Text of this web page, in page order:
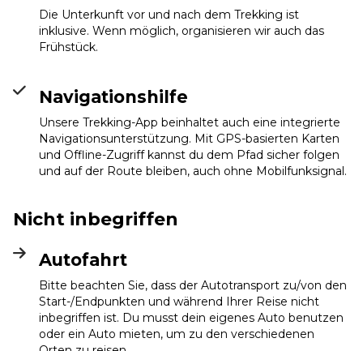
Die Unterkunft vor und nach dem Trekking ist
inklusive. Wenn möglich, organisieren wir auch das
Frühstück.
Navigationshilfe
Unsere Trekking-App beinhaltet auch eine integrierte
Navigationsunterstützung. Mit GPS-basierten Karten
und Offline-Zugriff kannst du dem Pfad sicher folgen
und auf der Route bleiben, auch ohne Mobilfunksignal.
Nicht inbegriffen
Autofahrt
Bitte beachten Sie, dass der Autotransport zu/von den
Start-/Endpunkten und während Ihrer Reise nicht
inbegriffen ist. Du musst dein eigenes Auto benutzen
oder ein Auto mieten, um zu den verschiedenen